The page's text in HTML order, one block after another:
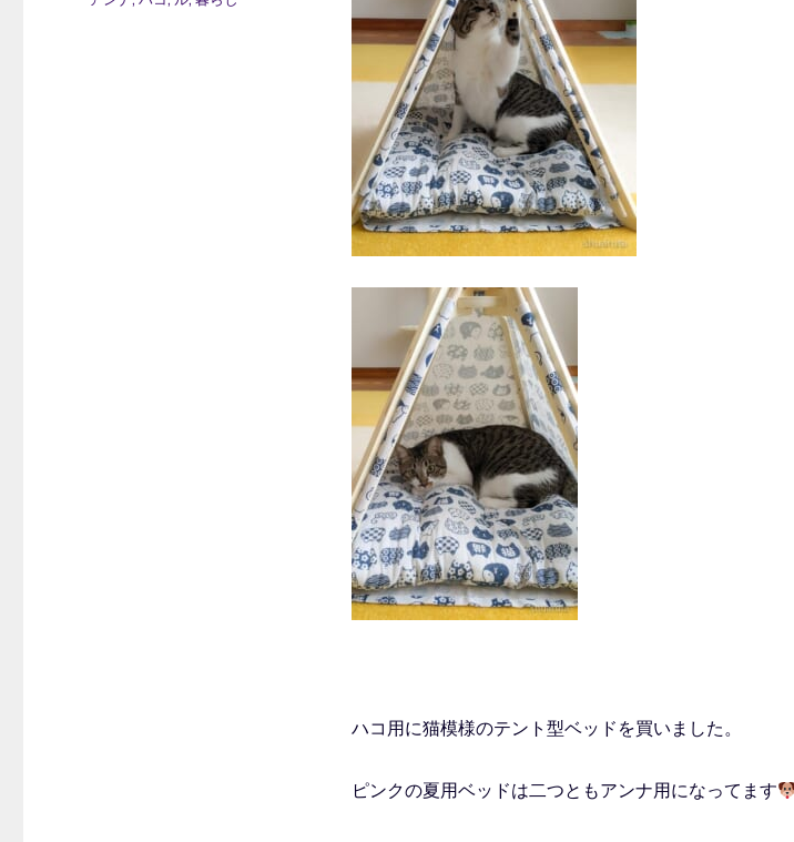
ハコ用に猫模様のテント型ベッドを買いました。
ピンクの夏用ベッドは二つともアンナ用になってます